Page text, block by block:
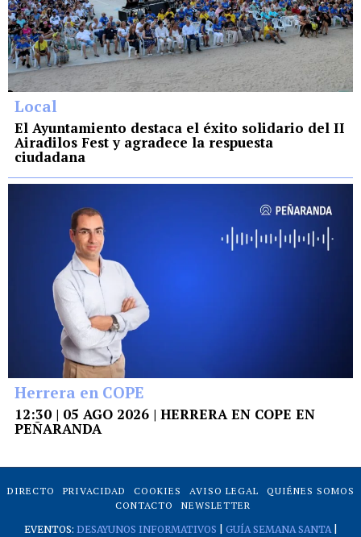
Local
El Ayuntamiento destaca el éxito solidario del II
Airadilos Fest y agradece la respuesta
ciudadana
Herrera en COPE
12:30 | 05 AGO 2026 | HERRERA EN COPE EN
PEÑARANDA
DIRECTO PRIVACIDAD COOKIES AVISO LEGAL
QUIÉNES SOMOS
CONTACTO
NEWSLETTER
EVENTOS: DESAYUNOS INFORMATIVOS GUÍA SEMANA SANTA|